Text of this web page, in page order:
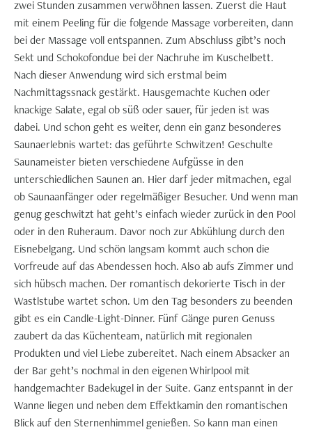
zwei Stunden zusammen verwöhnen lassen. Zuerst die Haut
mit einem Peeling für die folgende Massage vorbereiten, dann
bei der Massage voll entspannen. Zum Abschluss gibt’s noch
Sekt und Schokofondue bei der Nachruhe im Kuschelbett.
Nach dieser Anwendung wird sich erstmal beim
Nachmittagssnack gestärkt. Hausgemachte Kuchen oder
knackige Salate, egal ob süß oder sauer, für jeden ist was
dabei. Und schon geht es weiter, denn ein ganz besonderes
Saunaerlebnis wartet: das geführte Schwitzen! Geschulte
Saunameister bieten verschiedene Aufgüsse in den
unterschiedlichen Saunen an. Hier darf jeder mitmachen, egal
ob Saunaanfänger oder regelmäßiger Besucher. Und wenn man
genug geschwitzt hat geht’s einfach wieder zurück in den Pool
oder in den Ruheraum. Davor noch zur Abkühlung durch den
Eisnebelgang. Und schön langsam kommt auch schon die
Vorfreude auf das Abendessen hoch. Also ab aufs Zimmer und
sich hübsch machen. Der romantisch dekorierte Tisch in der
Wastlstube wartet schon. Um den Tag besonders zu beenden
gibt es ein Candle-Light-Dinner. Fünf Gänge puren Genuss
zaubert da das Küchenteam, natürlich mit regionalen
Produkten und viel Liebe zubereitet. Nach einem Absacker an
der Bar geht’s nochmal in den eigenen Whirlpool mit
handgemachter Badekugel in der Suite. Ganz entspannt in der
Wanne liegen und neben dem Effektkamin den romantischen
Blick auf den Sternenhimmel genießen. So kann man einen